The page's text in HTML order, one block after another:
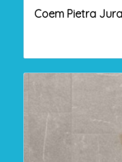
Coem Pietra